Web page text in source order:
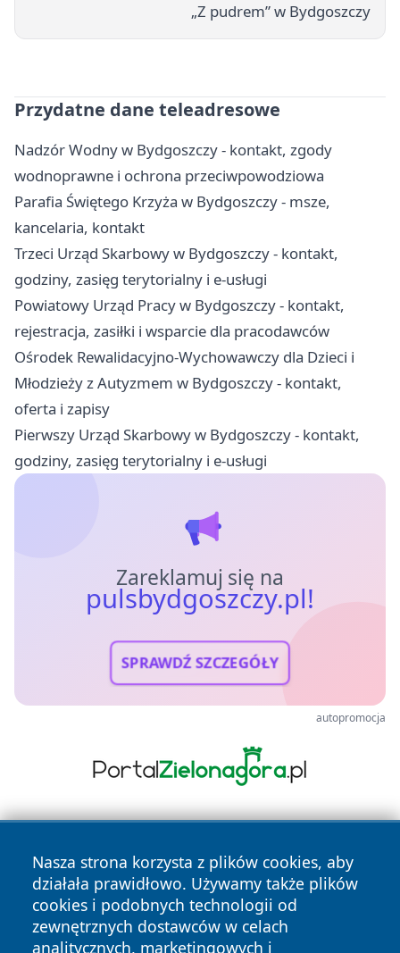
„Z pudrem” w Bydgoszczy
Przydatne dane teleadresowe
Nadzór Wodny w Bydgoszczy - kontakt, zgody
wodnoprawne i ochrona przeciwpowodziowa
Parafia Świętego Krzyża w Bydgoszczy - msze,
kancelaria, kontakt
Trzeci Urząd Skarbowy w Bydgoszczy - kontakt,
godziny, zasięg terytorialny i e-usługi
Powiatowy Urząd Pracy w Bydgoszczy - kontakt,
rejestracja, zasiłki i wsparcie dla pracodawców
Ośrodek Rewalidacyjno-Wychowawczy dla Dzieci i
Młodzieży z Autyzmem w Bydgoszczy - kontakt,
oferta i zapisy
Pierwszy Urząd Skarbowy w Bydgoszczy - kontakt,
godziny, zasięg terytorialny i e-usługi
Zareklamuj się na
pulsbydgoszczy.pl!
SPRAWDŹ SZCZEGÓŁY
autopromocja
Nasza strona korzysta z plików cookies, aby
działała prawidłowo. Używamy także plików
cookies i podobnych technologii od
zewnętrznych dostawców w celach
analitycznych, marketingowych i
Copyright © 2026 pulsbydgoszczy.pl Wszystkie prawa